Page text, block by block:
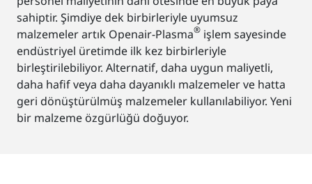
sahiptir. Şimdiye dek birbirleriyle uyumsuz
malzemeler artık Openair-Plasma® işlem sayesinde
endüstriyel üretimde ilk kez birbirleriyle
birleştirilebiliyor. Alternatif, daha uygun maliyetli,
daha hafif veya daha dayanıklı malzemeler ve hatta
geri dönüştürülmüş malzemeler kullanılabiliyor. Yeni
bir malzeme özgürlüğü doğuyor.